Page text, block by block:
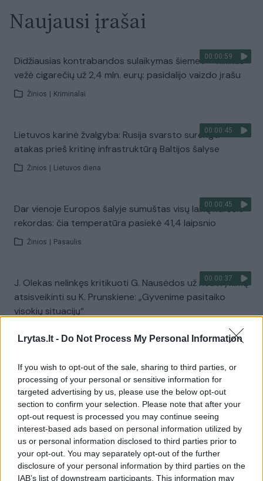
Lrytas.lt - Do Not Process My Personal Information
If you wish to opt-out of the sale, sharing to third parties, or
processing of your personal or sensitive information for
targeted advertising by us, please use the below opt-out
section to confirm your selection. Please note that after your
opt-out request is processed you may continue seeing
interest-based ads based on personal information utilized by
us or personal information disclosed to third parties prior to
your opt-out. You may separately opt-out of the further
disclosure of your personal information by third parties on the
IAB’s list of downstream participants. This information may
Naujausi įrašai
00:00:59
Didžiausias kontrabandos sulaikymas šiemet – vilkikas
vežė cigarečių už 2,4 mln. eurų: pasidalijo vaizdo įrašu
Žinios Kriminalai
00:00:45
Lietuvos karinė žvalgyba: Rusija svarsto surengti
atakas prieš kritinę infrastruktūrą Baltijos šalyse
Žinios Lietuvos diena
00:00:45
Dar vienoje Europos šalyje sumuštas visų laikų karščio
rekordas: čia temperatūra pasiekė 41,4 laipsnio
Žinios Pasaulis
00:00:37
J. Olekas nelinkęs kritikuoti G. Nausėdos už neatvykimą
atsisveikinti su K. Prunskiene: „Gyvenime pasitaiko
visokių situacijų“
Visi įrašai
Žiūrimiausi įrašai
00:00:49
Pateikė daugiau detalių apie iš tėvų paimtus šešis